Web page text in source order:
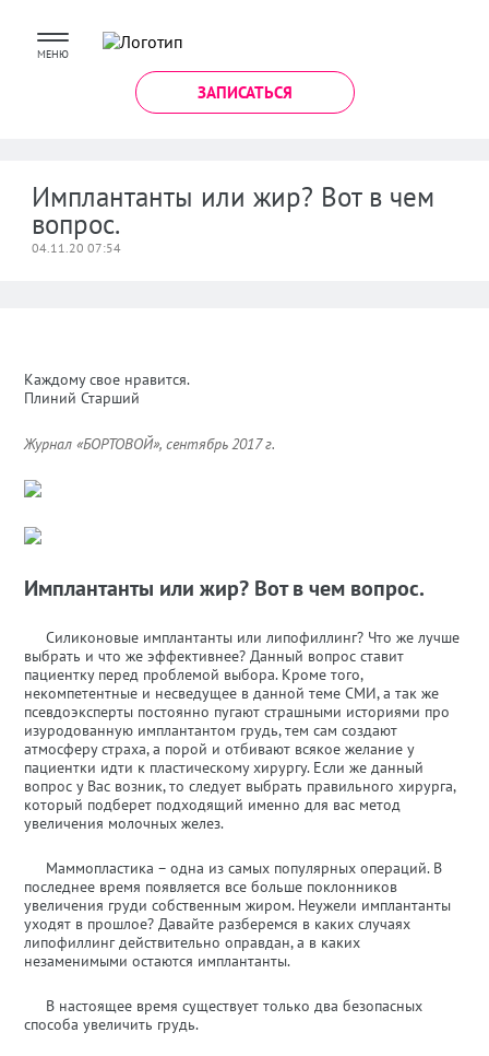
МЕНЮ
ЗАПИСАТЬСЯ
Имплантанты или жир? Вот в чем
вопрос.
04.11.20 07:54
Каждому свое нравится.
Плиний Старший
Журнал «БОРТОВОЙ», сентябрь 2017 г.
Имплантанты или жир? Вот в чем вопрос.
Силиконовые имплантанты или липофиллинг? Что же лучше
выбрать и что же эффективнее? Данный вопрос ставит
пациентку перед проблемой выбора. Кроме того,
некомпетентные и несведущее в данной теме СМИ, а так же
псевдоэксперты постоянно пугают страшными историями про
изуродованную имплантантом грудь, тем сам создают
атмосферу страха, а порой и отбивают всякое желание у
пациентки идти к пластическому хирургу. Если же данный
вопрос у Вас возник, то следует выбрать правильного хирурга,
который подберет подходящий именно для вас метод
увеличения молочных желез.
Маммопластика – одна из самых популярных операций. В
последнее время появляется все больше поклонников
увеличения груди собственным жиром. Неужели имплантанты
уходят в прошлое? Давайте разберемся в каких случаях
липофиллинг действительно оправдан, а в каких
незаменимыми остаются имплантанты.
В настоящее время существует только два безопасных
способа увеличить грудь.